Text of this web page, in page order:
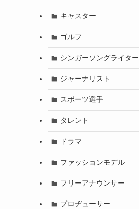
キャスター
ゴルフ
シンガーソングライター
ジャーナリスト
スポーツ選手
タレント
ドラマ
ファッションモデル
フリーアナウンサー
プロヂューサー